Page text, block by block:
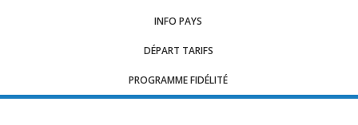
INFO PAYS
DÉPART TARIFS
PROGRAMME FIDÉLITÉ